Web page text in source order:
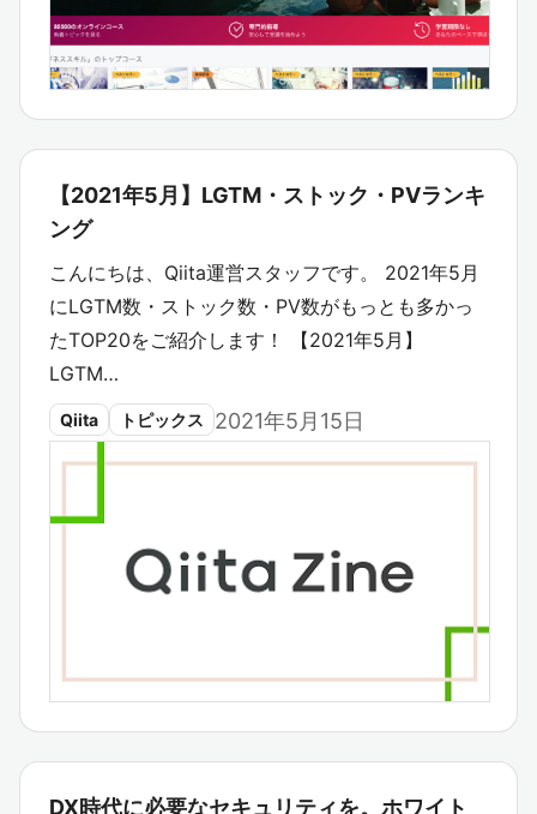
【2021年5月】LGTM・ストック・PVランキ
ング
こんにちは、Qiita運営スタッフです。 2021年5月
にLGTM数・ストック数・PV数がもっとも多かっ
たTOP20をご紹介します！ 【2021年5月】
LGTM…
Qiita トピックス 2021年5月15日
DX時代に必要なセキュリティを。ホワイト